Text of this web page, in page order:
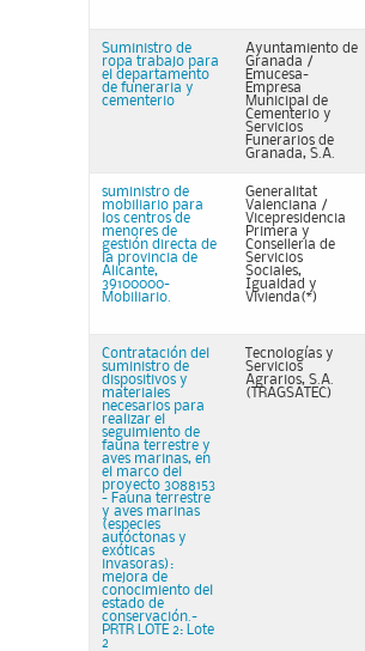
Suministro de
ropa trabajo para
el departamento
de funeraria y
cementerio
Ayuntamiento de
Granada /
Emucesa-
Empresa
Municipal de
Cementerio y
Servicios
Funerarios de
Granada, S.A.
suministro de
mobiliario para
los centros de
menores de
gestión directa de
la provincia de
Alicante,
39100000-
Mobiliario.
Generalitat
Valenciana /
Vicepresidencia
Primera y
Conselleria de
Servicios
Sociales,
Igualdad y
Vivienda(*)
Contratación del
suministro de
dispositivos y
materiales
necesarios para
realizar el
seguimiento de
fauna terrestre y
aves marinas, en
el marco del
proyecto 3088153
- Fauna terrestre
y aves marinas
(especies
autóctonas y
exóticas
invasoras):
mejora de
conocimiento del
estado de
conservación.-
PRTR LOTE 2: Lote
2
Tecnologías y
Servicios
Agrarios, S.A.
(TRAGSATEC)